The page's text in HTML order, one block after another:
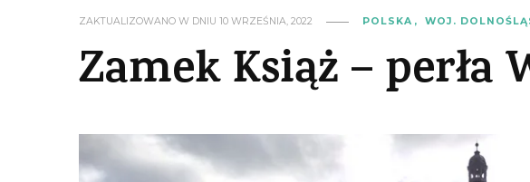
ZAKTUALIZOWANO W DNIU 10 WRZEŚNIA, 2022 POLSKA WOJ.
Zamek Książ – perła